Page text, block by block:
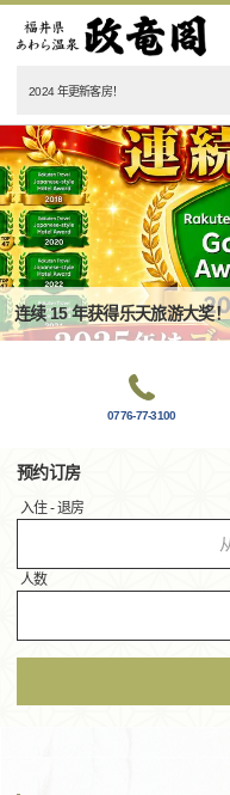
2024 年更新客房！
连续 15 年获得乐天旅游大奖
0776-77-3100
预约订房
入住 - 退房
人数